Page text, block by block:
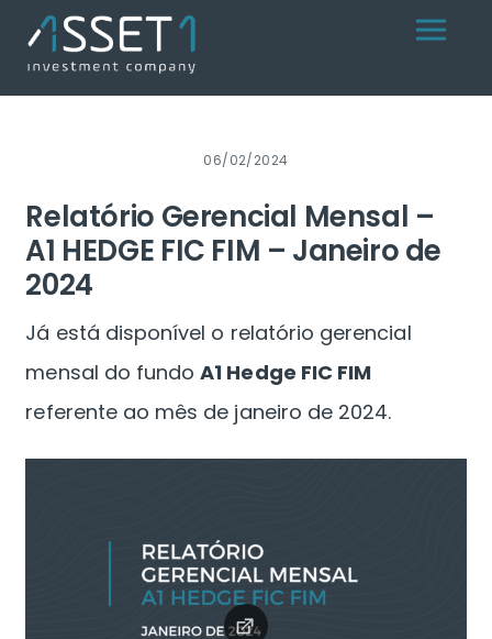
content
Menu
06/02/2024
Relatório Gerencial Mensal –
A1 HEDGE FIC FIM – Janeiro de
2024
Já está disponível o relatório gerencial
mensal do fundoA1 Hedge FIC FIM
referente ao mês de janeiro de 2024.